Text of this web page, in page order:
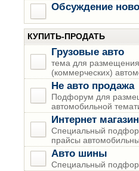
Обсуждение
КУПИТЬ-ПРОДАТЬ
Грузовые авто
тема для
(коммерческих)
Не авто продажа
Подфорум для
автомобильной
Интернет
Специальный
прайсы
Авто шины
Специальный